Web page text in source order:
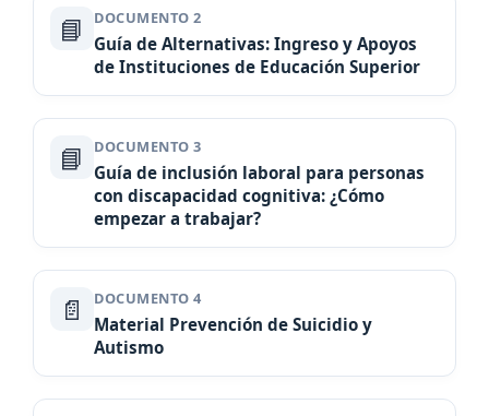
📘 DOCUMENTO 2
Guía de Alternativas: Ingreso y Apoyos
de Instituciones de Educación Superior
📘 DOCUMENTO 3
Guía de inclusión laboral para personas
con discapacidad cognitiva: ¿Cómo
empezar a trabajar?
📄 DOCUMENTO 4
Material Prevención de Suicidio y
Autismo